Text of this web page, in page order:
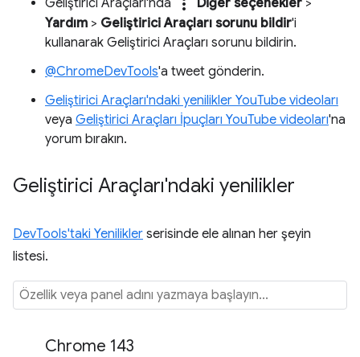
Yardım > Geliştirici Araçları sorunu bildir'i
kullanarak Geliştirici Araçları sorunu bildirin.
@ChromeDevTools'a tweet gönderin.
Geliştirici Araçları'ndaki yenilikler YouTube videoları
veya Geliştirici Araçları İpuçları YouTube videoları'na
yorum bırakın.
Geliştirici Araçları'ndaki yenilikler
DevTools'taki Yenilikler serisinde ele alınan her şeyin
listesi.
Chrome 143